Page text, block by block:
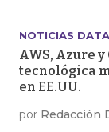
NOTICIAS
AWS, Azure
tecnológica
en EE.UU.
por Redacción